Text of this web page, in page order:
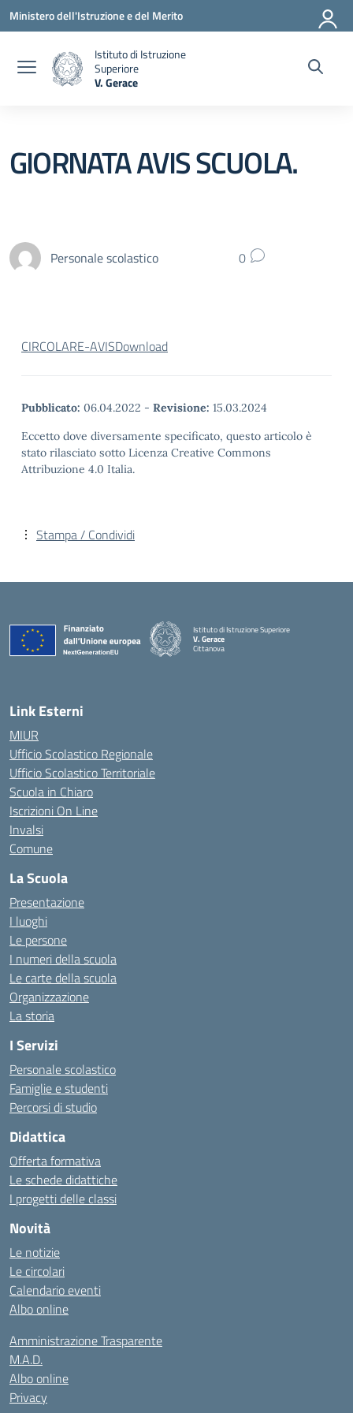
Vai ai contenuti
Vai al menu di navigazione
Vai al footer
Ministero dell'Istruzione e del Merito
Istituto di Istruzione
Superiore
V. Gerace
GIORNATA AVIS SCUOLA.
Personale scolastico 0
CIRCOLARE-AVISDownload
Pubblicato: 06.04.2022 - Revisione: 15.03.2024
Eccetto dove diversamente specificato, questo articolo è
stato rilasciato sotto Licenza Creative Commons
Attribuzione 4.0 Italia.
Stampa / Condividi
Istituto di Istruzione Superiore
V. Gerace
Cittanova
Link Esterni
MIUR
Ufficio Scolastico Regionale
Ufficio Scolastico Territoriale
Scuola in Chiaro
Iscrizioni On Line
Invalsi
Comune
La Scuola
Presentazione
I luoghi
Le persone
I numeri della scuola
Le carte della scuola
Organizzazione
La storia
I Servizi
Personale scolastico
Famiglie e studenti
Percorsi di studio
Didattica
Offerta formativa
Le schede didattiche
I progetti delle classi
Novità
Le notizie
Le circolari
Calendario eventi
Albo online
Amministrazione Trasparente
M.A.D.
Albo online
Privacy